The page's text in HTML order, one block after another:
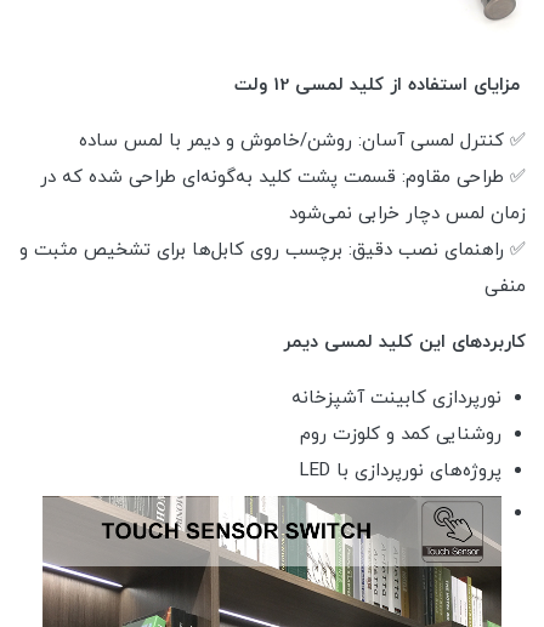
مزایای استفاده از کلید لمسی 12 ولت
✅ کنترل لمسی آسان: روشن/خاموش و دیمر با لمس ساده
✅ طراحی مقاوم: قسمت پشت کلید به‌گونه‌ای طراحی شده که در
زمان لمس دچار خرابی نمی‌شود
✅ راهنمای نصب دقیق: برچسب روی کابل‌ها برای تشخیص مثبت و
منفی
کاربردهای این کلید لمسی دیمر
نورپردازی کابینت آشپزخانه
روشنایی کمد و کلوزت روم
پروژه‌های نورپردازی با LED